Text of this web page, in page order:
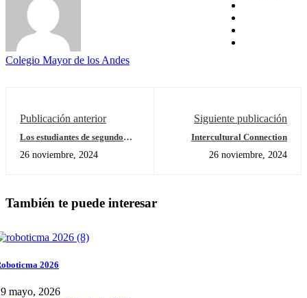
Colegio Mayor de los Andes
Publicación anterior
Los estudiantes de segundo
tercera unidad de indagación,
26 noviembre, 2024
Siguiente publicación
Intercultural Connection
26 noviembre, 2024
También te puede interesar
2026
mayo, 2026